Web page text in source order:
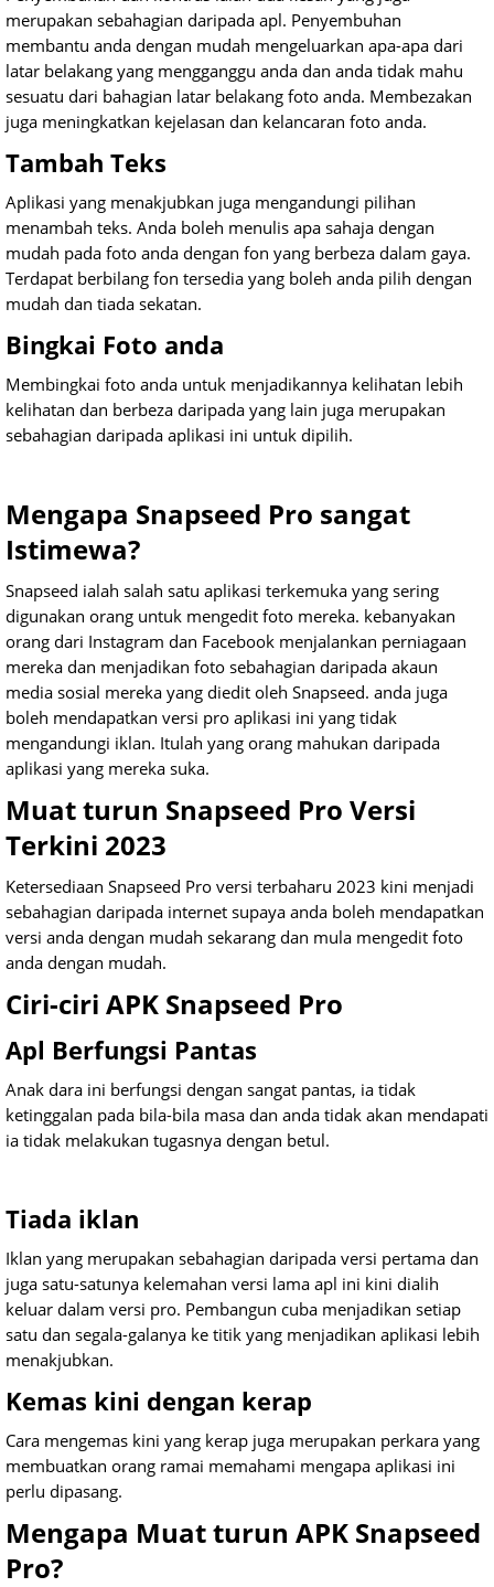
merupakan sebahagian daripada apl. Penyembuhan
membantu anda dengan mudah mengeluarkan apa-apa dari
latar belakang yang mengganggu anda dan anda tidak mahu
sesuatu dari bahagian latar belakang foto anda. Membezakan
juga meningkatkan kejelasan dan kelancaran foto anda.
Tambah Teks
Aplikasi yang menakjubkan juga mengandungi pilihan
menambah teks. Anda boleh menulis apa sahaja dengan
mudah pada foto anda dengan fon yang berbeza dalam gaya.
Terdapat berbilang fon tersedia yang boleh anda pilih dengan
mudah dan tiada sekatan.
Bingkai Foto anda
Membingkai foto anda untuk menjadikannya kelihatan lebih
kelihatan dan berbeza daripada yang lain juga merupakan
sebahagian daripada aplikasi ini untuk dipilih.
Mengapa Snapseed Pro sangat
Istimewa?
Snapseed ialah salah satu aplikasi terkemuka yang sering
digunakan orang untuk mengedit foto mereka. kebanyakan
orang dari Instagram dan Facebook menjalankan perniagaan
mereka dan menjadikan foto sebahagian daripada akaun
media sosial mereka yang diedit oleh Snapseed. anda juga
boleh mendapatkan versi pro aplikasi ini yang tidak
mengandungi iklan. Itulah yang orang mahukan daripada
aplikasi yang mereka suka.
Muat turun Snapseed Pro Versi
Terkini 2023
Ketersediaan Snapseed Pro versi terbaharu 2023 kini menjadi
sebahagian daripada internet supaya anda boleh mendapatkan
versi anda dengan mudah sekarang dan mula mengedit foto
anda dengan mudah.
Ciri-ciri APK Snapseed Pro
Apl Berfungsi Pantas
Anak dara ini berfungsi dengan sangat pantas, ia tidak
ketinggalan pada bila-bila masa dan anda tidak akan mendapati
ia tidak melakukan tugasnya dengan betul.
Tiada iklan
Iklan yang merupakan sebahagian daripada versi pertama dan
juga satu-satunya kelemahan versi lama apl ini kini dialih
keluar dalam versi pro. Pembangun cuba menjadikan setiap
satu dan segala-galanya ke titik yang menjadikan aplikasi lebih
menakjubkan.
Kemas kini dengan kerap
Cara mengemas kini yang kerap juga merupakan perkara yang
membuatkan orang ramai memahami mengapa aplikasi ini
perlu dipasang.
Mengapa Muat turun APK Snapseed
Pro?